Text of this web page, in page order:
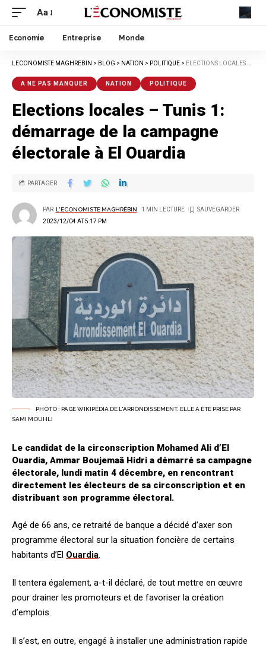
Aa
Economie Entreprise Monde
LECONOMISTE MAGHREBIN > BLOG > NATION > POLITIQUE > ELECTIONS LOCALES – TUNIS 1: DÉMARRAGE DE LA CAMPAGNE ÉLECTORALE À EL OUARDIA
A NE PAS MANQUER NATION POLITIQUE
Elections locales – Tunis 1:
démarrage de la campagne
électorale à El Ouardia
2023/12/04 AT 5:17 PM
PAR L'ECONOMISTE MAGHRÉBIN 1 MIN LECTURE
PARTAGER
PHOTO : PAGE WIKIPÉDIA DE L'ARRONDISSEMENT. ELLE A ÉTÉ PRISE PAR
SAMI MOUHLI
Le candidat de la circonscription Mohamed Ali d’El
Ouardia, Ammar Boujemaâ Hidri a démarré sa campagne
électorale, lundi matin 4 décembre, en rencontrant
directement les électeurs de sa circonscription et en
distribuant son programme électoral.
Agé de 66 ans, ce retraité de banque a décidé d’axer son
programme électoral sur la situation foncière de certains
habitants d’El Ouardia.
Il tentera également, a-t-il déclaré, de tout mettre en œuvre
pour drainer les promoteurs et de favoriser la création
d’emplois.
Il s’est, en outre, engagé à installer une administration rapide